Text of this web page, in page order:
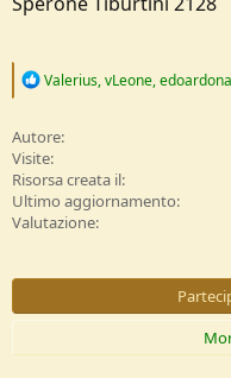
R
c
t
i
o
n
s
Valerius,vLeone,
Autore
Visite
Risorsa creata il
Ultimo aggiornamento
Valutazione